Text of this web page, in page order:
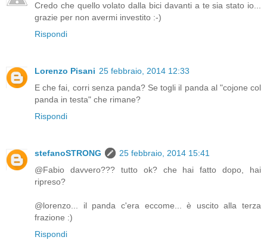
Credo che quello volato dalla bici davanti a te sia stato io...
grazie per non avermi investito :-)
Rispondi
Lorenzo Pisani 25 febbraio, 2014 12:33
E che fai, corri senza panda? Se togli il panda al "cojone col
panda in testa" che rimane?
Rispondi
stefanoSTRONG
25 febbraio, 2014 15:41
@Fabio davvero??? tutto ok? che hai fatto dopo, hai
ripreso?
@lorenzo... il panda c'era eccome... è uscito alla terza
frazione :)
Rispondi